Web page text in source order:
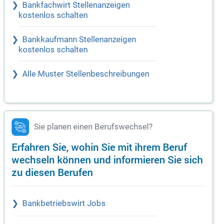
Bankfachwirt Stellenanzeigen
kostenlos schalten
Bankkaufmann Stellenanzeigen
kostenlos schalten
Alle Muster Stellenbeschreibungen
Sie planen einen Berufswechsel?
Erfahren Sie, wohin Sie mit ihrem Beruf
wechseln können und informieren Sie sich
zu diesen Berufen
Bankbetriebswirt Jobs